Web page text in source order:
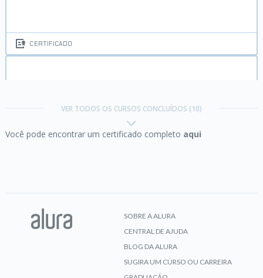
CERTIFICADO
VER TODOS OS CURSOS CONCLUÍDOS (10)
Você pode encontrar um certificado completo aqui
SOBRE A ALURA
CENTRAL DE AJUDA
BLOG DA ALURA
SUGIRA UM CURSO OU CARREIRA